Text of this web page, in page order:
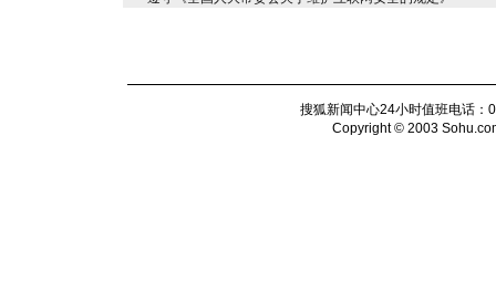
搜狐新闻中心24小时值班电话
Copyright © 2003